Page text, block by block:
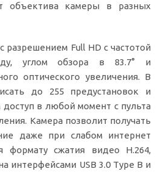
объектива камеры в разных
разрешением Full HD с частотой
углом обзора в 83.7° и
оптического увеличения. В
до 255 предустановок и
в любой момент c пульта
Камера позволит получать
даже при слабом интернет
формату сжатия видео H.264,
интерфейсами USB 3.0 Type B и